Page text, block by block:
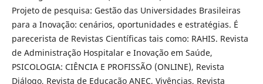
Projeto de pesquisa: Gestão das Universidades Brasileiras
para a Inovação: cenários, oportunidades e estratégias. É
parecerista de Revistas Científicas tais como: RAHIS. Revista
de Administração Hospitalar e Inovação em Saúde,
PSICOLOGIA: CIÊNCIA E PROFISSÃO (ONLINE), Revista
Diálogo, Revista de Educação ANEC, Vivências, Revista